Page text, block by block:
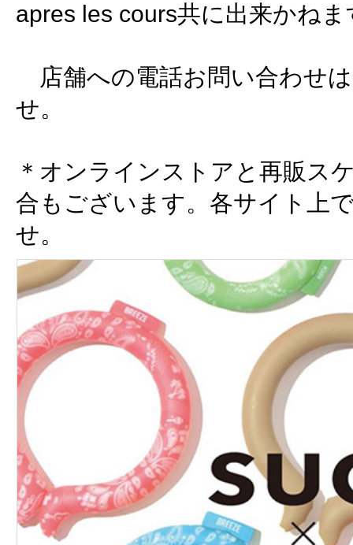
apres les cours共に出来かねま
店舗への電話お問い合わせ
せ。
＊オンラインストアと再販ス
合もございます。各サイト上
せ。